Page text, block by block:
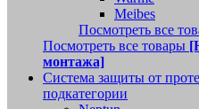
Meibes
Посмотреть все
Посмотреть все товары
монтажа]
Система защиты от
подкатегории